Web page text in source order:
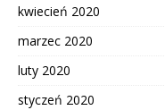
kwiecień 2020
marzec 2020
luty 2020
styczeń 2020